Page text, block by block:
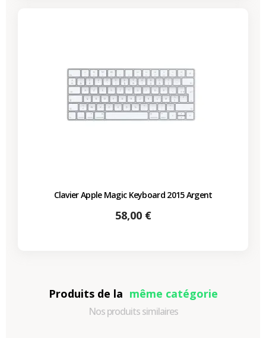
Clavier Apple Magic Keyboard 2015 Argent
Prix
58,00 €
Produits de la même catégorie
Nos produits similaires